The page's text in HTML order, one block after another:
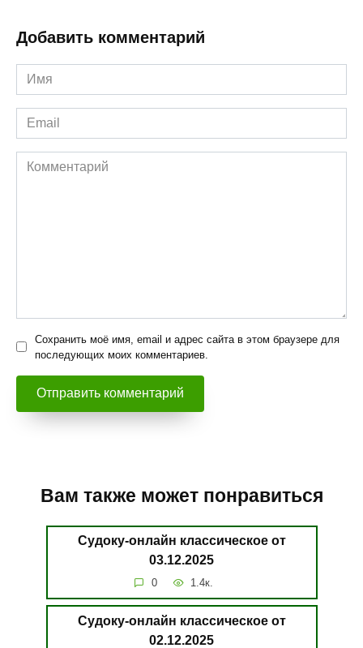
Добавить комментарий
Имя
*
Email
*
Комментарий
Сохранить моё имя, email и адрес сайта в этом браузере для
последующих моих комментариев.
Вам также может понравиться
Судоку-онлайн классическое от
03.12.2025
0 1.4к.
Судоку-онлайн классическое от
02.12.2025